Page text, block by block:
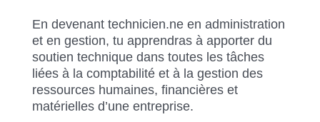
En devenant technicien.ne en administration
et en gestion, tu apprendras à apporter du
soutien technique dans toutes les tâches
liées à la comptabilité et à la gestion des
ressources humaines, financières et
matérielles d’une entreprise.